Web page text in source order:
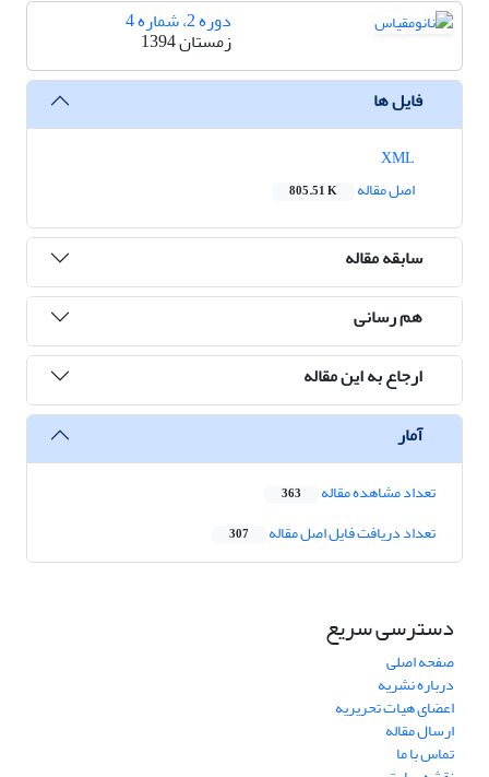
دوره 2، شماره 4
زمستان 1394
فایل ها
اصل مقاله
805.51 K
سابقه مقاله
هم رسانی
ارجاع به این مقاله
آمار
تعداد مشاهده مقاله 363
تعداد دریافت فایل اصل مقاله 307
دسترسی سریع
صفحه اصلی
درباره نشریه
اعضای هیات تحریریه
ارسال مقاله
تماس با ما